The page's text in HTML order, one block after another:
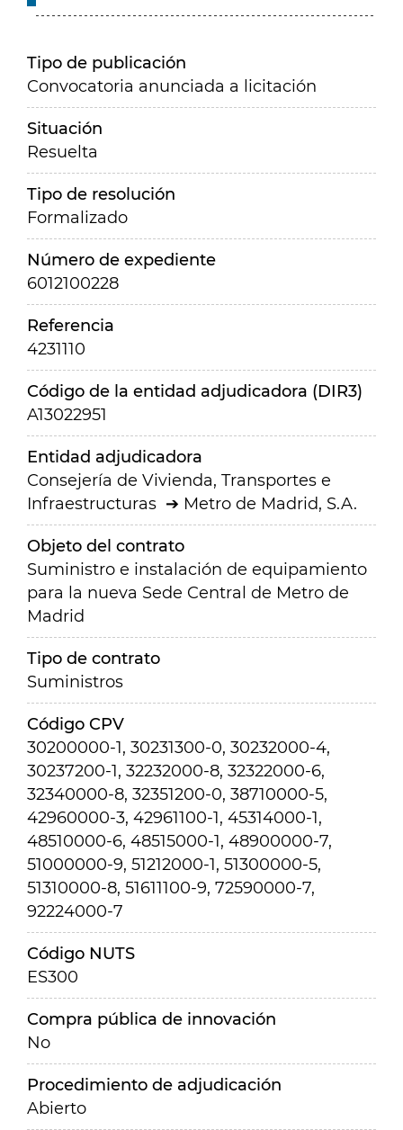
Tipo de publicación
Convocatoria anunciada a licitación
Situación
Resuelta
Tipo de resolución
Formalizado
Número de expediente
6012100228
Referencia
4231110
Código de la entidad adjudicadora (DIR3)
A13022951
Entidad adjudicadora
Consejería de Vivienda, Transportes e
Infraestructuras
Metro de Madrid, S.A.
Objeto del contrato
Suministro e instalación de equipamiento
para la nueva Sede Central de Metro de
Madrid
Tipo de contrato
Suministros
Código CPV
30200000-1, 30231300-0, 30232000-4,
30237200-1, 32232000-8, 32322000-6,
32340000-8, 32351200-0, 38710000-5,
42960000-3, 42961100-1, 45314000-1,
48510000-6, 48515000-1, 48900000-7,
51000000-9, 51212000-1, 51300000-5,
51310000-8, 51611100-9, 72590000-7,
92224000-7
Código NUTS
ES300
Compra pública de innovación
No
Procedimiento de adjudicación
Abierto